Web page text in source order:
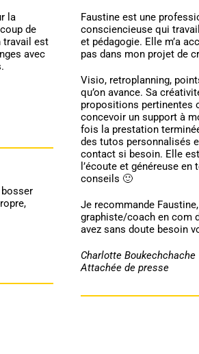
la
de
travail est
avec
Faustine est une
consciencieuse qui
et pédagogie. Elle m’a
pas dans mon projet de
Visio, retroplanning,
qu’on avance. Sa
propositions pertinentes
concevoir un support à
fois la prestation
des tutos personnalisés
contact si besoin. Elle
l’écoute et généreuse en
conseils 🙂
Je recommande
graphiste/coach en com
avez sans doute besoin
Charlotte Boukechchache
Attachée de presse